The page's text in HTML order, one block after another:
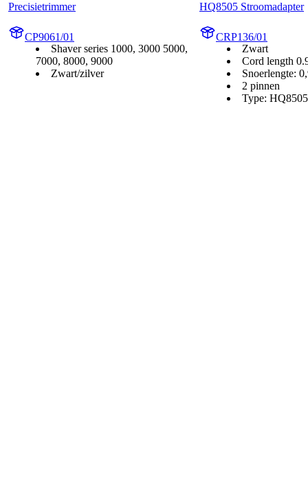
Precisietrimmer
CP9061/01
Shaver series 1000, 3000 5000,
7000, 8000, 9000
Zwart/zilver
HQ8505 Stroomadapter
CRP136/01
Zwart
Cord length
Snoerlengte:
2 pinnen
Type: HQ8505